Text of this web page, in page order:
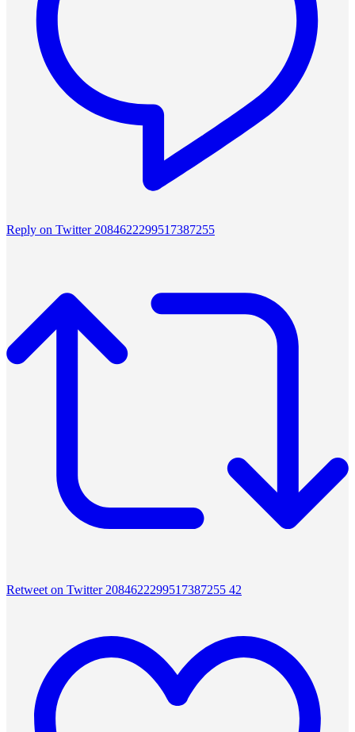
Reply on Twitter 2084622299517387255
Retweet on Twitter 2084622299517387255 42